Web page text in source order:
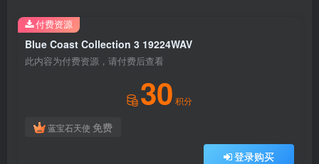
Blue Coast Collection 3 19224WAV
此内容为付费资源，请付费后查看
30 积分
蓝宝石天使 免费
登录购买
付费资源